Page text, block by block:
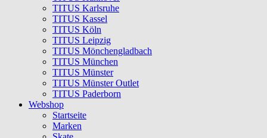
TITUS Karlsruhe
TITUS Kassel
TITUS Köln
TITUS Leipzig
TITUS Mönchengladbach
TITUS München
TITUS Münster
TITUS Münster Outlet
TITUS Paderborn
Webshop
Startseite
Marken